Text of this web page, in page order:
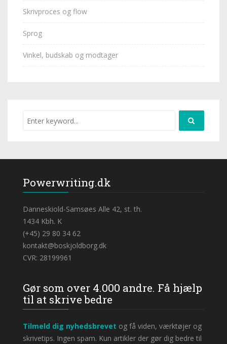
Skrivproces og flow
Sprog
Vinkel, budskab og modtager
Powerwriting.dk
Danneskiold-Samsøes Alle 42, st. th.
1434 Kbh. K
(+45) 29 80 34 62
kontakt@boskjoldborg.dk
CVR: 28199961
Gør som over 4.000 andre. Få hjælp
til at skrive bedre
Tilmeld dig nyhedsbrevet og få viden, værktøjer og
skrivetips. Ingen spam. Kun artikler der gør dig bedre til